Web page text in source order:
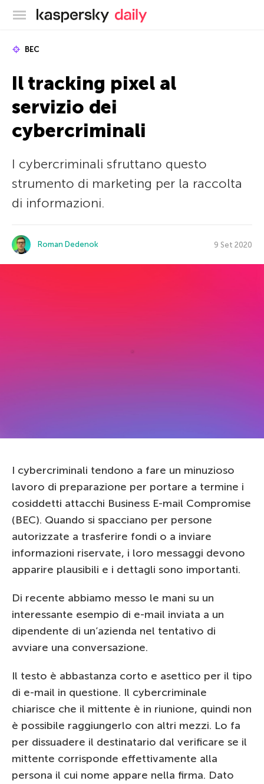
Blog ufficiale di Kaspersky
BEC
Il tracking pixel al
servizio dei
cybercriminali
I cybercriminali sfruttano questo
strumento di marketing per la raccolta
di informazioni.
Roman Dedenok 9 Set 2020
I cybercriminali tendono a fare un minuzioso
lavoro di preparazione per portare a termine i
cosiddetti attacchi Business E-mail Compromise
(BEC). Quando si spacciano per persone
autorizzate a trasferire fondi o a inviare
informazioni riservate, i loro messaggi devono
apparire plausibili e i dettagli sono importanti.
Di recente abbiamo messo le mani su un
interessante esempio di e-mail inviata a un
dipendente di un’azienda nel tentativo di
avviare una conversazione.
Il testo è abbastanza corto e asettico per il tipo
di e-mail in questione. Il cybercriminale
chiarisce che il mittente è in riunione, quindi non
è possibile raggiungerlo con altri mezzi. Lo fa
per dissuadere il destinatario dal verificare se il
mittente corrisponde effettivamente alla
persona il cui nome appare nella firma. Dato